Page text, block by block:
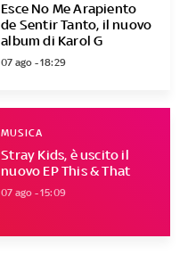
Esce No Me Arapiento
de Sentir Tanto, il nuovo
album di Karol G
07 ago - 18:29
Stray Kids, è uscito il
nuovo EP This & That
MUSICA
07 ago - 15:09